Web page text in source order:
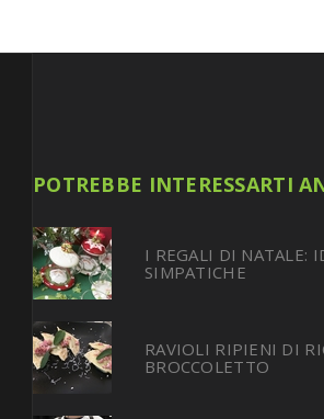
POTREBBE INTERESSARTI
I REGALI DI NATALE:
SIMPATICHE
RAVIOLI RIPIENI DI
BROCCOLETTO